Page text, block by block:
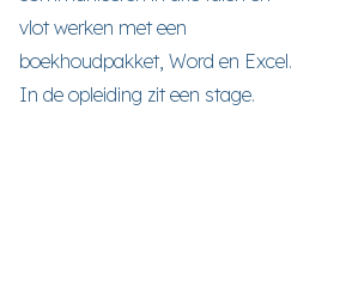
vlot werken met een
boekhoudpakket, Word en Excel.
In de opleiding zit een stage.